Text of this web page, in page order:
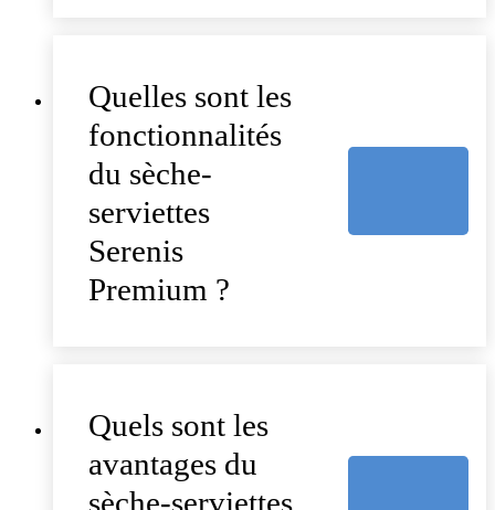
Quelles sont les
fonctionnalités
du sèche-
serviettes
Serenis
Premium ?
Quels sont les
avantages du
sèche-serviettes